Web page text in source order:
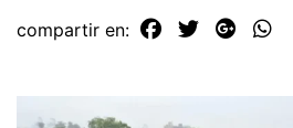
compartir en: